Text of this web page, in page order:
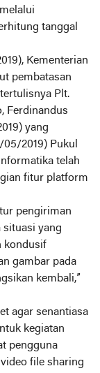
tanggal
Kementerian
pembatasan
Plt.
Ferdinandus
yang
2019) Pukul
telah
fitur platform
pengiriman
situasi yang
kondusif
gambar pada
kembali,”
agar senantiasa
kegiatan
pengguna
file sharing